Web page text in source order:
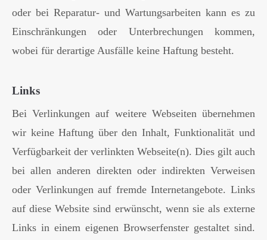
oder bei Reparatur- und Wartungsarbeiten kann es zu
Einschränkungen oder Unterbrechungen kommen,
wobei für derartige Ausfälle keine Haftung besteht.
Links
Bei Verlinkungen auf weitere Webseiten übernehmen
wir keine Haftung über den Inhalt, Funktionalität und
Verfügbarkeit der verlinkten Webseite(n). Dies gilt auch
bei allen anderen direkten oder indirekten Verweisen
oder Verlinkungen auf fremde Internetangebote. Links
auf diese Website sind erwünscht, wenn sie als externe
Links in einem eigenen Browserfenster gestaltet sind.